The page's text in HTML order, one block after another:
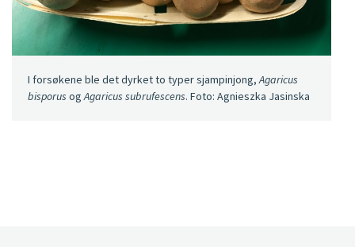
I forsøkene ble det dyrket to typer sjampinjong, Agaricus
bisporus og Agaricus subrufescens. Foto: Agnieszka Jasinska